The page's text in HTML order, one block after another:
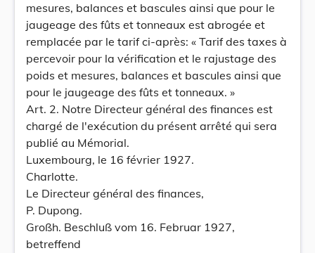
mesures, balances et bascules ainsi que pour le
jaugeage des fûts et tonneaux est abrogée et
remplacée par le tarif ci-après: « Tarif des taxes à
percevoir pour la vérification et le rajustage des
poids et mesures, balances et bascules ainsi que
pour le jaugeage des fûts et tonneaux. »
Art. 2. Notre Directeur général des finances est
chargé de l'exécution du présent arrêté qui sera
publié au Mémorial.
Luxembourg, le 16 février 1927.
Charlotte.
Le Directeur général des finances,
P. Dupong.
Großh. Beschluß vom 16. Februar 1927,
betreffend